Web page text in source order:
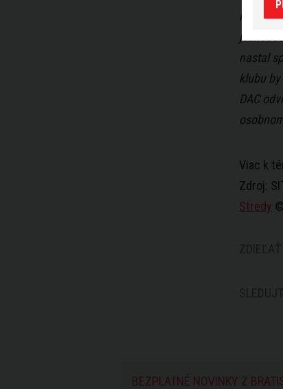
našom
nastal
klubu
DAC
Viac k
Zdroj:
Stredy
BEZPLATNÉ NOVINKY Z